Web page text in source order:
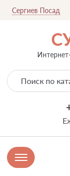
Сергиев Посад